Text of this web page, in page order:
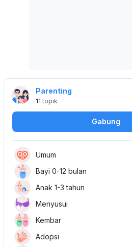
Parenting
11 topik
Gabung
Umum
Bayi 0-12 bulan
Anak 1-3 tahun
Menyusui
Kembar
Adopsi